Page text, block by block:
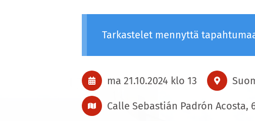
Tarkastelet mennyttä
ma 21.10.2024 klo 13
Calle Sebastián Padrón Acosta,